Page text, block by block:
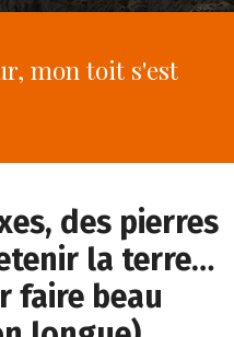
mon toit s'est
des pierres
la terre…
faire beau